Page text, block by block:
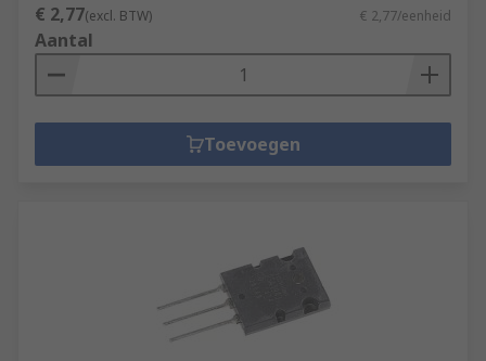
€ 2,77(excl. BTW) € 2,77/eenheid
Aantal
Toevoegen